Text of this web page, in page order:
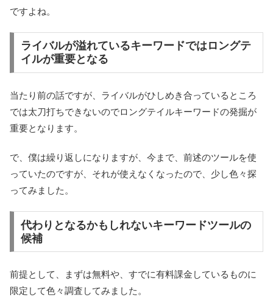
ですよね。
ライバルが溢れているキーワードではロングテ
イルが重要となる
当たり前の話ですが、ライバルがひしめき合っているところ
では太刀打ちできないのでロングテイルキーワードの発掘が
重要となります。
で、僕は繰り返しになりますが、今まで、前述のツールを使
っていたのですが、それが使えなくなったので、少し色々探
ってみました。
代わりとなるかもしれないキーワードツールの
候補
前提として、まずは無料や、すでに有料課金しているものに
限定して色々調査してみました。